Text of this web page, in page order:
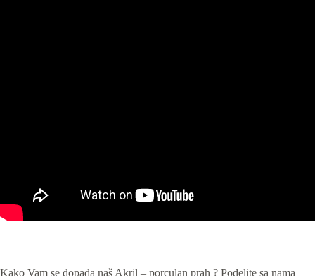
Kako Vam se dopada naš Akril – porculan prah ? Podelite sa nama